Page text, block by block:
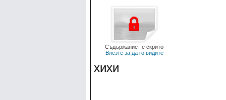
Съдържаниет е скрито
Влезте за да го видите
хихи